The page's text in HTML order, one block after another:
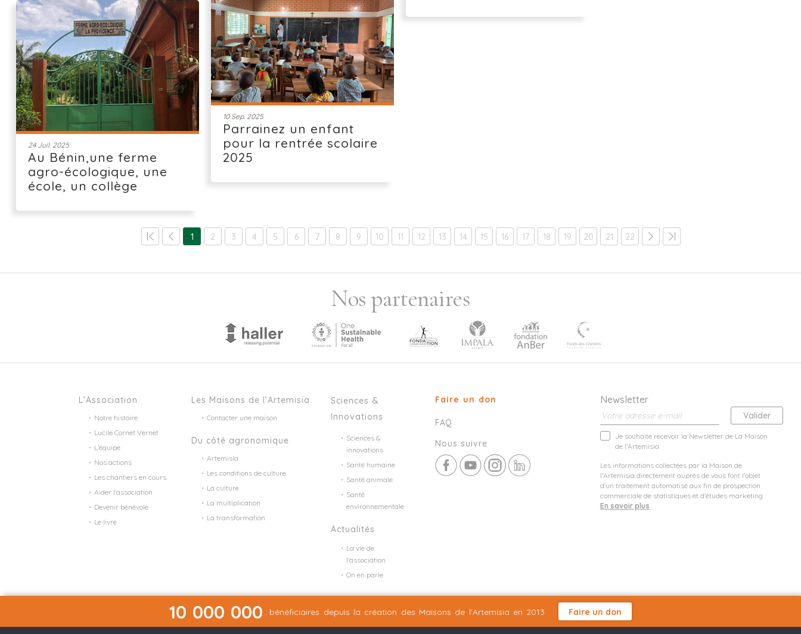
10 Sep. 2025
Parrainez un enfant
pour la rentrée scolaire
2025
24 Juil. 2025
Au Bénin,une ferme
agro-écologique, une
école, un collège
1 2 3 4 5 6 7 8 9 10 11 12 13 14 15 16 17 18 19 20 21 22
Nos partenaires
L’Association
Notre histoire
Lucile Cornet Vernet
L’équipe
Nos actions
Les chantiers en cours
Aider l’association
Devenir bénévole
Le livre
Les Maisons de l’Artemisia
Contacter une maison
Du côté agronomique
Artemisia
Les conditions de culture
La culture
La multiplication
La transformation
Sciences &
Innovations
Sciences &
innovations
Santé humaine
Santé animale
Santé
environnementale
Actualités
La vie de
l’association
On en parle
Faire un don
FAQ
Nous suivre
Newsletter
Je souhaite recevoir la Newsletter de La Maison
de l'Artemisia
Les informations collectées par la Maison de
l'Artemisia directement auprès de vous font l'objet
d'un traitement automatisé aux fin de prospection
commerciale de statistiques et d'études marketing.
En savoir plus
Mentions légales Plan du site ©2026 Nineteen Groupe
10 000 000 bénéficiaires depuis la création des Maisons de l'Artemisia en 2013 Faire un don